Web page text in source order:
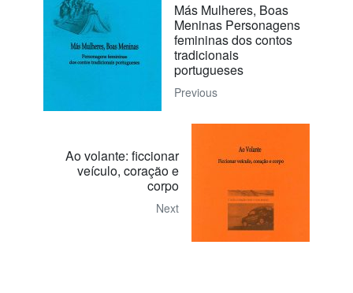
Más Mulheres, Boas
Meninas Personagens
femininas dos contos
tradicionais
portugueses
Previous
Ao volante: ficcionar
veículo, coração e
corpo
Next